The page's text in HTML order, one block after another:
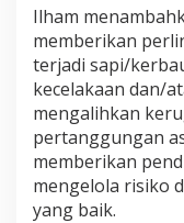
Ilham
memberikan
terjadi sapi/
kecelakaan dan/
mengalihkan
pertanggungan
memberikan
mengelola risiko
yang baik.